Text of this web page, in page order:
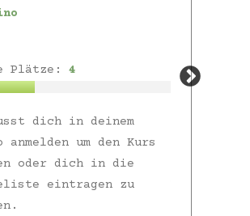
Plätze: 4
dich in deinem
anmelden um den Kurs
oder dich in die
eintragen zu
Freie